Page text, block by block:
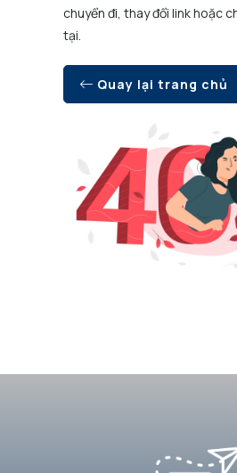
chuyển đi, thay đổi link hoặc
tại.
Quay lại trang chủ